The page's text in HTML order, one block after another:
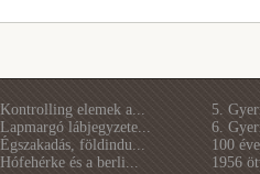
Kontrolling elemek a...
Lapmargó lábjegyzete...
Égszakadás, földindu...
Hófehérke és a berli...
5.
6.
100
1956